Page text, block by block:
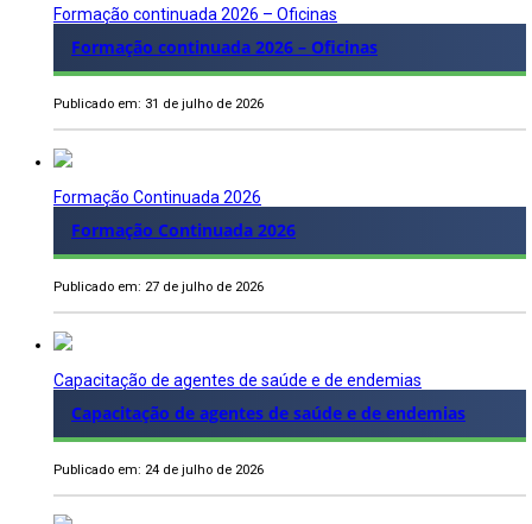
Formação continuada 2026 – Oficinas
Formação continuada 2026 – Oficinas
Publicado em: 31 de julho de 2026
Formação Continuada 2026
Formação Continuada 2026
Publicado em: 27 de julho de 2026
Capacitação de agentes de saúde e de endemias
Capacitação de agentes de saúde e de endemias
Publicado em: 24 de julho de 2026